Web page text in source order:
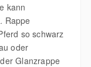
kann
Rappe
so schwarz
oder
Glanzrappe